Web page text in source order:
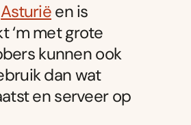
Asturiëen is
‘m met grote
kunnen ook
dan wat
en serveer op